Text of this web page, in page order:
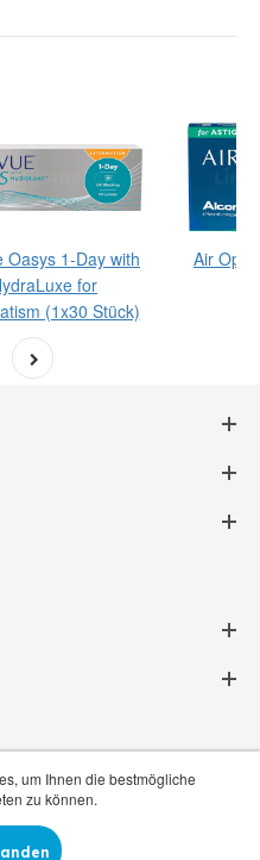
Oasys 1-Day with
for
(1x30 Stück)
Air
um Ihnen die bestmögliche
zu können.